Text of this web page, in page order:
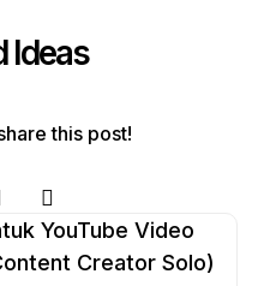
Ideas
this post!
YouTube Video
Creator Solo)